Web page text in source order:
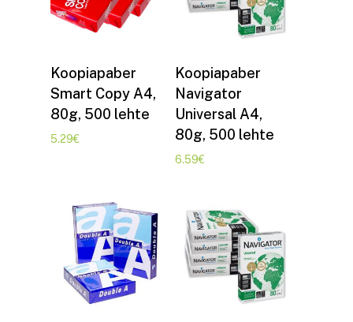
Lisa korvi
Koopiapaber
Smart Copy A4,
80g, 500 lehte
5.29€
Lisa korvi
Koopiapaber
Navigator
Universal A4,
80g, 500 lehte
6.59€